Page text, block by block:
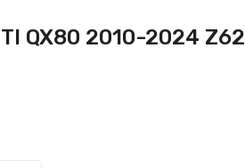
QX80 2010-2024 Z62